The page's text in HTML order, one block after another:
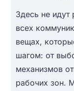
Здесь не идут
всех
вещах,
шагом: от
механизмов
рабочих зон.